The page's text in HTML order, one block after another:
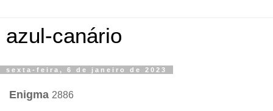
azul-canário
sexta-feira, 6 de janeiro de 2023
Enigma 2886